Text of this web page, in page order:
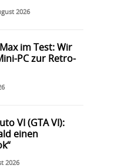
2026
im Test: Wir
PC zur Retro-
VI (GTA VI):
einen
2026